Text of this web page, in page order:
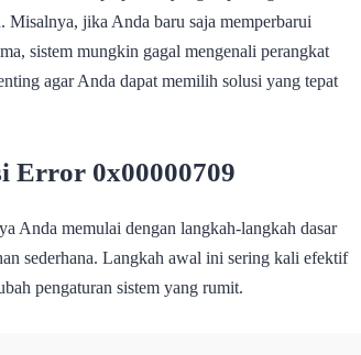
jika Anda baru saja memperbarui
sistem mungkin gagal mengenali perangkat
agar Anda dapat memilih solusi yang tepat
Error 0x00000709
Anda memulai dengan langkah-langkah dasar
sederhana. Langkah awal ini sering kali efektif
pengaturan sistem yang rumit.